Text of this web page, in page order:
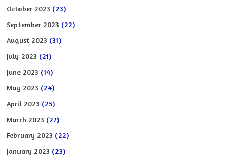
October 2023 (23)
September 2023 (22)
August 2023 (31)
July 2023 (21)
June 2023 (14)
May 2023 (24)
April 2023 (25)
March 2023 (27)
February 2023 (22)
January 2023 (23)